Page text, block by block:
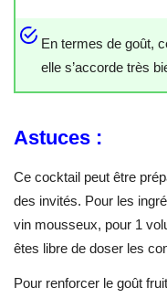
En termes de goût,
elle s’accorde très
Astuces :
Ce cocktail peut être
des invités. Pour les
vin mousseux, pour 1
êtes libre de doser les
Pour renforcer le goût